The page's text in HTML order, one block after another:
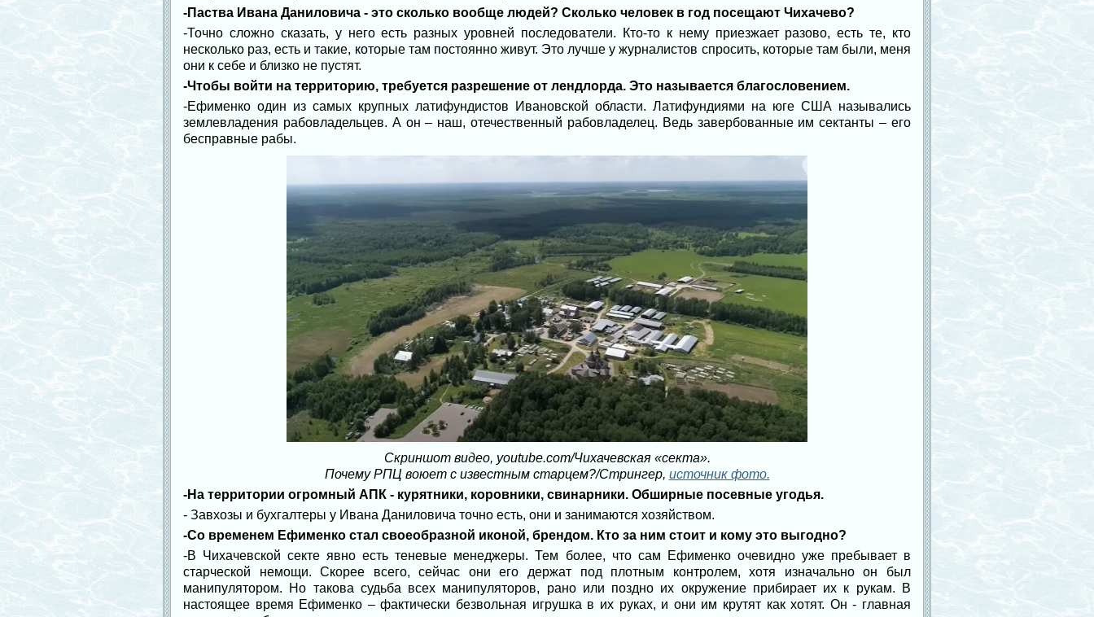
-Паства Ивана Даниловича - это сколько вообще людей? Сколько человек в год посещают Чихачево?
-Точно сложно сказать, у него есть разных уровней последователи. Кто-то к нему приезжает разово, есть те, кто
несколько раз, есть и такие, которые там постоянно живут. Это лучше у журналистов спросить, которые там были, меня
они к себе и близко не пустят.
-Чтобы войти на территорию, требуется разрешение от лендлорда. Это называется благословением.
-Ефименко один из самых крупных латифундистов Ивановской области. Латифундиями на юге США назывались
землевладения рабовладельцев. А он – наш, отечественный рабовладелец. Ведь завербованные им сектанты – его
бесправные рабы.
Скриншот видео, youtube.com/Чихачевская «секта».
Почему РПЦ воюет с известным старцем?/Стрингер, источник фото.
-На территории огромный АПК - курятники, коровники, свинарники. Обширные посевные угодья.
- Завхозы и бухгалтеры у Ивана Даниловича точно есть, они и занимаются хозяйством.
-Со временем Ефименко стал своеобразной иконой, брендом. Кто за ним стоит и кому это выгодно?
-В Чихачевской секте явно есть теневые менеджеры. Тем более, что сам Ефименко очевидно уже пребывает в
старческой немощи. Скорее всего, сейчас они его держат под плотным контролем, хотя изначально он был
манипулятором. Но такова судьба всех манипуляторов, рано или поздно их окружение прибирает их к рукам. В
настоящее время Ефименко – фактически безвольная игрушка в их руках, и они им крутят как хотят. Он - главная